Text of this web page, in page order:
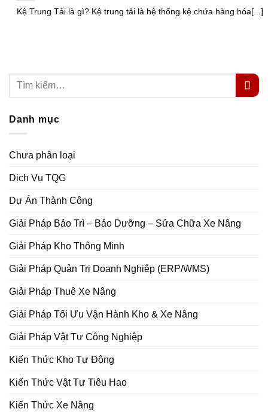
Kệ Trung Tải là gì? Kệ trung tải là hệ thống kệ chứa hàng hóa[...]
Danh mục
Chưa phân loại
Dịch Vụ TQG
Dự Án Thành Công
Giải Pháp Bảo Trì – Bảo Dưỡng – Sửa Chữa Xe Nâng
Giải Pháp Kho Thông Minh
Giải Pháp Quản Trị Doanh Nghiệp (ERP/WMS)
Giải Pháp Thuê Xe Nâng
Giải Pháp Tối Ưu Vận Hành Kho & Xe Nâng
Giải Pháp Vật Tư Công Nghiệp
Kiến Thức Kho Tự Động
Kiến Thức Vật Tư Tiêu Hao
Kiến Thức Xe Nâng